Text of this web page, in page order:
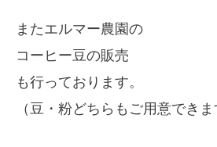
またエルマー農園の
コーヒー豆の販売
も行っております。
（豆・粉どちらもご用意できま